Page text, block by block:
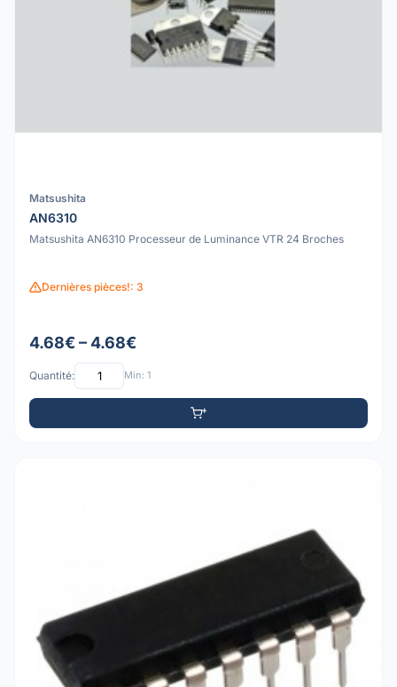
Matsushita
AN6310
Matsushita AN6310 Processeur de Luminance VTR 24 Broches
Dernières pièces!: 3
4.68€ – 4.68€
Quantité: Min: 1